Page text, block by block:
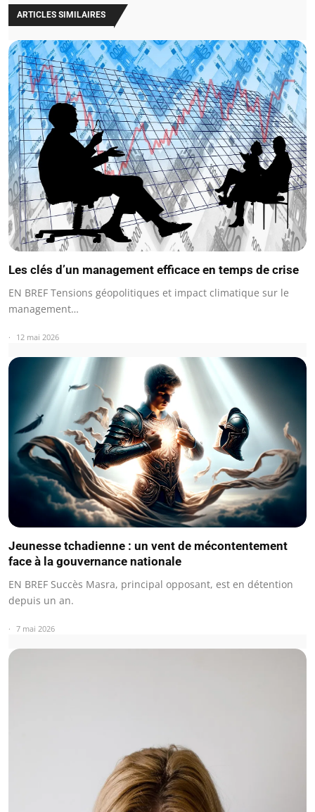
ARTICLES SIMILAIRES
Les clés d’un management efficace en temps de crise
EN BREF Tensions géopolitiques et impact climatique sur le
management…
12 mai 2026
Jeunesse tchadienne : un vent de mécontentement
face à la gouvernance nationale
EN BREF Succès Masra, principal opposant, est en détention
depuis un an.
7 mai 2026